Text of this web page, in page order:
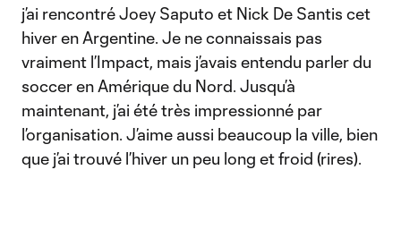
j’ai rencontré Joey Saputo et Nick De Santis cet
hiver en Argentine. Je ne connaissais pas
vraiment l’Impact, mais j’avais entendu parler du
soccer en Amérique du Nord. Jusqu’à
maintenant, j’ai été très impressionné par
l’organisation. J’aime aussi beaucoup la ville, bien
que j’ai trouvé l’hiver un peu long et froid (rires).